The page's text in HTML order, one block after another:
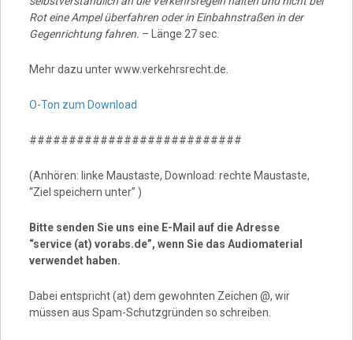
Rot eine Ampel überfahren oder in Einbahnstraßen in der
Gegenrichtung fahren. – Länge 27 sec.
Mehr dazu unter www.verkehrsrecht.de.
O-Ton zum Download
###########################
(Anhören: linke Maustaste, Download: rechte Maustaste,
“Ziel speichern unter” )
Bitte senden Sie uns eine E-Mail auf die Adresse
“service (at) vorabs.de”, wenn Sie das Audiomaterial
verwendet haben.
Dabei entspricht (at) dem gewohnten Zeichen @, wir
müssen aus Spam-Schutzgründen so schreiben.